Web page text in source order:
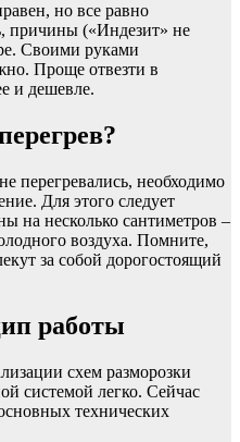
но все равно
причины («Индезит» не
Своими руками
Проще отвезти в
и дешевле.
перегревались, необходимо
Для этого следует
на несколько сантиметров –
воздуха. Помните,
за собой дорогостоящий
работы
схем разморозки
системой легко. Сейчас
технических